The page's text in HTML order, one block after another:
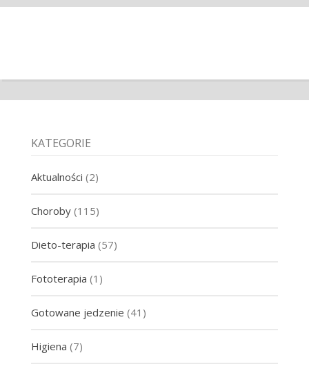
KATEGORIE
Aktualności (2)
Choroby(115)
Dieto-terapia (57)
Fototerapia (1)
Gotowane jedzenie (41)
Higiena (7)